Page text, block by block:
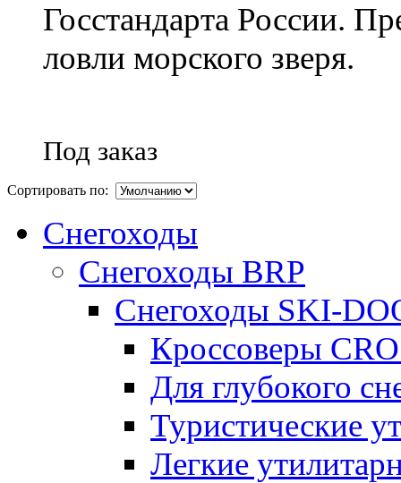
Госстандарта России.
ловли морского зверя.
Под заказ
Сортировать по:
Снегоходы
Снегоходы BRP
Снегоходы SKI-
Кроссоверы
Для глубокого
Туристические
Легкие